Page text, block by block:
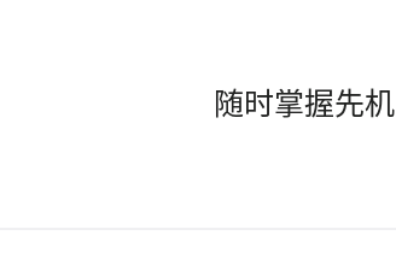
随时掌握先机